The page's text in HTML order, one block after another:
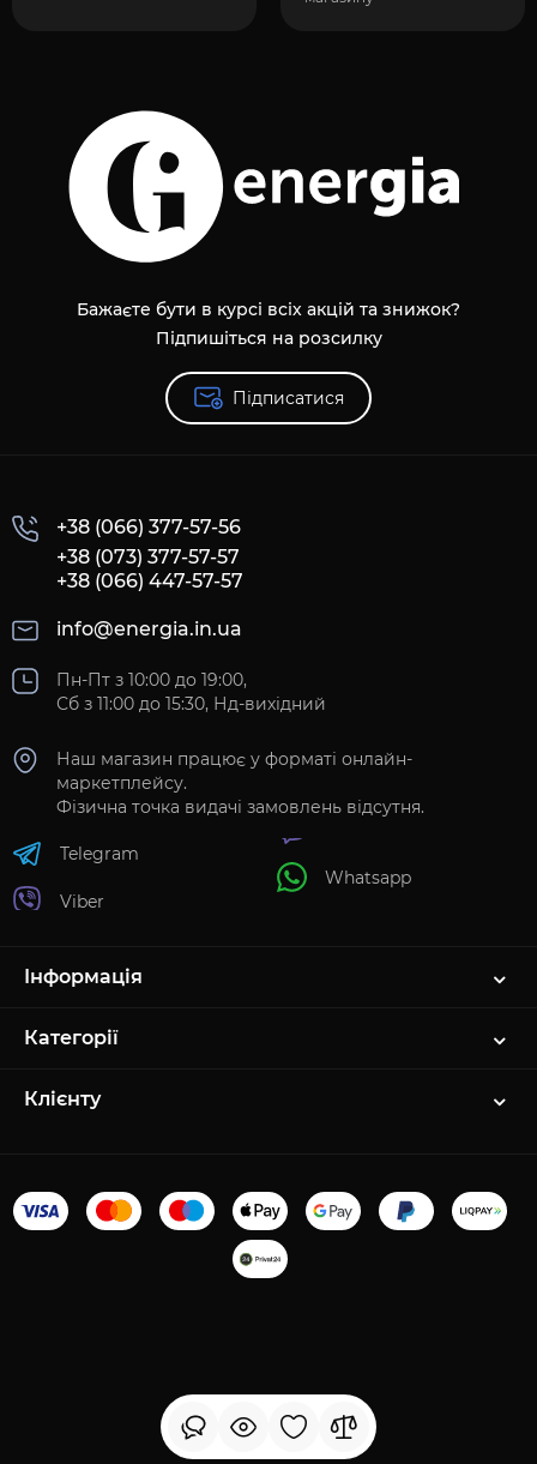
Бажаєте бути в курсі всіх акцій та знижок?
Підпишіться на розсилку
Підписатися
+38 (066) 377-57-56
+38 (073) 377-57-57
+38 (066) 447-57-57
info@energia.in.ua
Пн-Пт з 10:00 до 19:00,
Сб з 11:00 до 15:30, Нд-вихідний
Наш магазин працює у форматі онлайн-
маркетплейсу.
Фізична точка видачі замовлень відсутня.
Telegram
Viber
Whatsapp
Інформація
Категорії
Клієнту